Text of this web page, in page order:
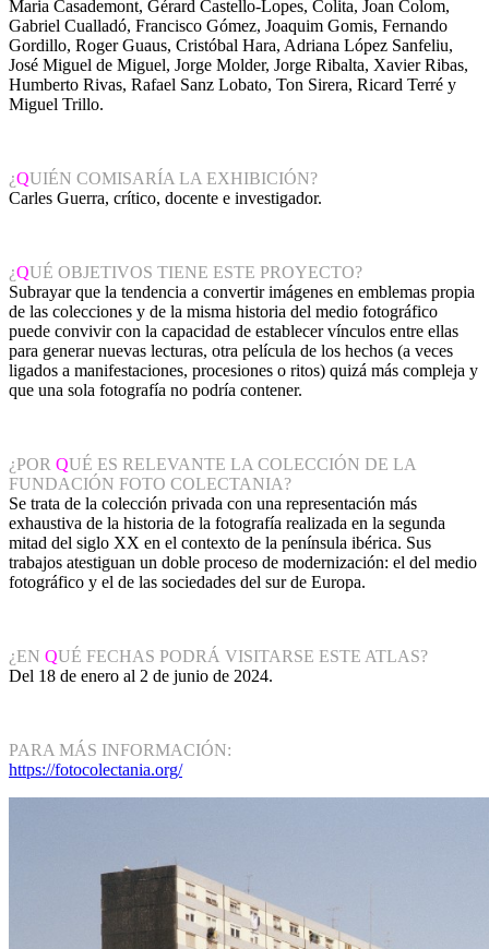
Maria Casademont, Gérard Castello-Lopes, Colita, Joan Colom,
Gabriel Cualladó, Francisco Gómez, Joaquim Gomis, Fernando
Gordillo, Roger Guaus, Cristóbal Hara, Adriana López Sanfeliu,
José Miguel de Miguel, Jorge Molder, Jorge Ribalta, Xavier Ribas,
Humberto Rivas, Rafael Sanz Lobato, Ton Sirera, Ricard Terré y
Miguel Trillo.
¿QUIÉN COMISARÍA LA EXHIBICIÓN?
Carles Guerra, crítico, docente e investigador.
¿QUÉ OBJETIVOS TIENE ESTE PROYECTO?
Subrayar que la tendencia a convertir imágenes en emblemas propia
de las colecciones y de la misma historia del medio fotográfico
puede convivir con la capacidad de establecer vínculos entre ellas
para generar nuevas lecturas, otra película de los hechos (a veces
ligados a manifestaciones, procesiones o ritos) quizá más compleja y
que una sola fotografía no podría contener.
¿POR QUÉ ES RELEVANTE LA COLECCIÓN DE LA
FUNDACIÓN FOTO COLECTANIA?
Se trata de la colección privada con una representación más
exhaustiva de la historia de la fotografía realizada en la segunda
mitad del siglo XX en el contexto de la península ibérica. Sus
trabajos atestiguan un doble proceso de modernización: el del medio
fotográfico y el de las sociedades del sur de Europa.
¿EN QUÉ FECHAS PODRÁ VISITARSE ESTE ATLAS?
Del 18 de enero al 2 de junio de 2024.
PARA MÁS INFORMACIÓN:
https://fotocolectania.org/